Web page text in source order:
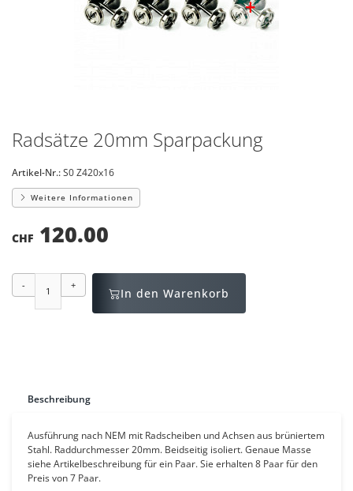
Radsätze 20mm Sparpackung
Artikel-Nr.:S0 Z420x16
Weitere Informationen
CHF 120.00
- +
In den Warenkorb
Beschreibung
Ausführung nach NEM mit Radscheiben und Achsen aus brüniertem
Stahl. Raddurchmesser 20mm. Beidseitig isoliert. Genaue Masse
siehe Artikelbeschreibung für ein Paar. Sie erhalten 8 Paar für den
Preis von 7 Paar.